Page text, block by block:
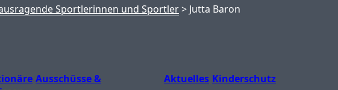
Ausschüsse &
Aktuelles Kinderschutz
Sportlerinnen und Sportler> Jutta Baron